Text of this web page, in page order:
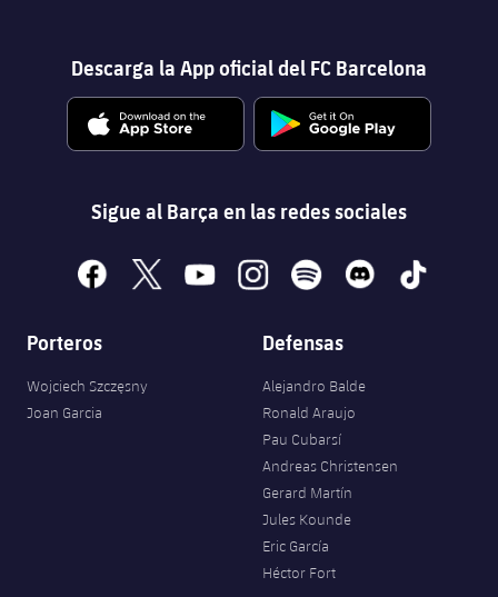
Descarga la App oficial del FC Barcelona
Sigue al Barça en las redes sociales
facebook
x youtubeinstagramspotify discord tiktok
Porteros
Wojciech Szczęsny
Joan Garcia
Defensas
Alejandro Balde
Ronald Araujo
Pau Cubarsí
Andreas Christensen
Gerard Martín
Jules Kounde
Eric García
Héctor Fort